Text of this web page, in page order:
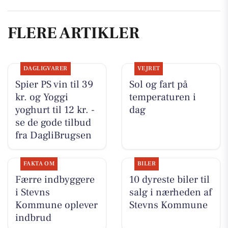
FLERE ARTIKLER
DAGLIGVARER
Spier PS vin til 39
kr. og Yoggi
yoghurt til 12 kr. -
se de gode tilbud
fra DagliBrugsen
VEJRET
Sol og fart på
temperaturen i
dag
FAKTA OM
Færre indbyggere
i Stevns
Kommune oplever
indbrud
BILER
10 dyreste biler til
salg i nærheden af
Stevns Kommune